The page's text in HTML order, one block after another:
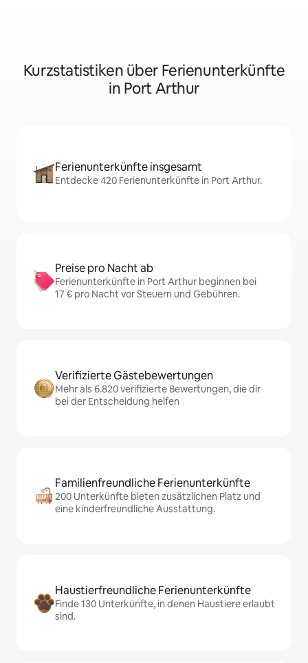
Kurzstatistiken über Ferienunterkünfte
in Port Arthur
Ferienunterkünfte insgesamt
Entdecke 420 Ferienunterkünfte in Port Arthur.
Preise pro Nacht ab
Ferienunterkünfte in Port Arthur beginnen bei
17 € pro Nacht vor Steuern und Gebühren.
Verifizierte Gästebewertungen
Mehr als 6.820 verifizierte Bewertungen, die dir
bei der Entscheidung helfen
Familienfreundliche Ferienunterkünfte
200 Unterkünfte bieten zusätzlichen Platz und
eine kinderfreundliche Ausstattung.
Haustierfreundliche Ferienunterkünfte
Finde 130 Unterkünfte, in denen Haustiere erlaubt
sind.